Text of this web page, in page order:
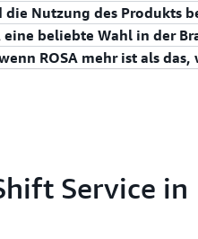
Image) einzubinden.
ausgeführt werden.
Service in AWS
(Anfrage-Antwort), Back-
Services (Datenbanken).
die Nutzung des Produkts
zu den Preisen von Red
Service on AWS—
eine beliebte Wahl in der
für große
ROSA mehr ist als
Service in